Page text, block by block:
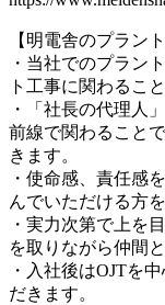
【明電舎のプラン
・当社でのプラン
ト工事に関わるこ
・「社長の代理人
前線で関わること
きます。
・使命感、責任感
んでいただける方
・実力次第で上を
を取りながら仲間
・入社後はOJTを
だきます。